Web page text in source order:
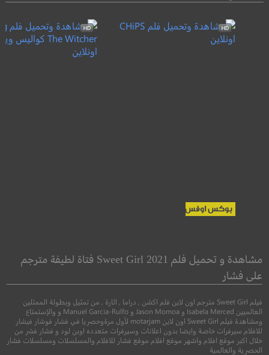
كواليس
مشاهدة و تحميل فلم Sweet Girl 2021 فتاة لطيفة مترجم
على فشار
فيلم Sweet Girl مترجم اون لاين فلم اكشن , دراما , اثارة , من تمثيل وبطولة الممثلين
العالميين Isabela Merced و Jason Momoa و Manuel Garcia-Rulfo و والإستمتاع
ومشاهدة فيلم Sweet Girl اون لاين motarjam لأول مرةوحصريا في فشار فوشار فيشار
للافلام سيرفرات خاصة وايضا بدون اعلانات وسيرفرات متعدده اوبن لود و فشار فشر من
خلال اكبر موقع افلام واشهر موقع افلام موقع فشار للافلام والمسلسلات ومسلسلات فشار
الحصرية والعالمية